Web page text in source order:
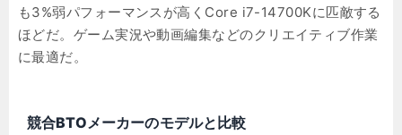
も3%弱パフォーマンスが高くCore i7-14700Kに匹敵する
ほどだ。ゲーム実況や動画編集などのクリエイティブ作業
に最適だ。
競合BTOメーカーのモデルと比較